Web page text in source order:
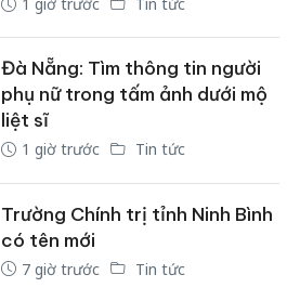
Đà Nẵng: Tìm thông tin người
phụ nữ trong tấm ảnh dưới mộ
liệt sĩ
1 giờ trước Tin tức
Trường Chính trị tỉnh Ninh Bình
có tên mới
7 giờ trước Tin tức